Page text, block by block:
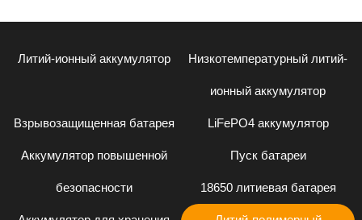
Литий-ионный аккумулятор Низкотемпературный литий-
ионный аккумулятор
Взрывозащищенная батарея LiFePO4 аккумулятор
Аккумулятор повышенной
безопасности
Пуск батареи
18650 литиевая батарея